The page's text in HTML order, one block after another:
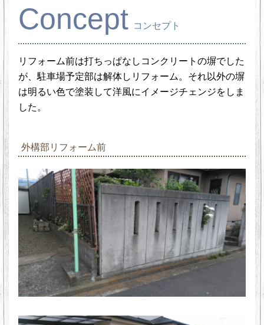
Concept コンセプト
リフォーム前は打ちっぱなしコンクリートの塀でした
が、駐車場予定部は解体しリフォーム。それ以外の塀
は明るい色で塗装して洋風にイメージチェンジをしま
した。
外構部リフォーム前